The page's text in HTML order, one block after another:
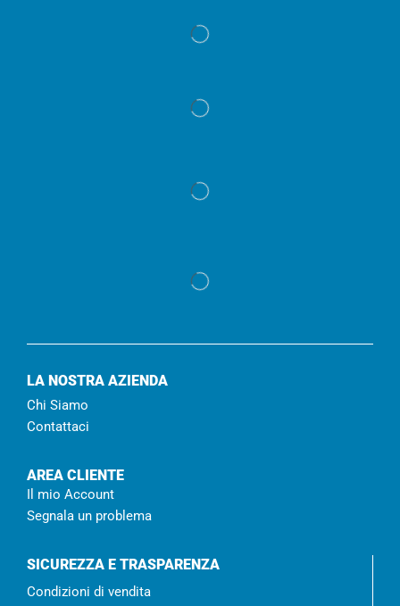
LA NOSTRA AZIENDA
Chi Siamo
Contattaci
AREA CLIENTE
Il mio Account
Segnala un problema
SICUREZZA E TRASPARENZA
Condizioni di vendita